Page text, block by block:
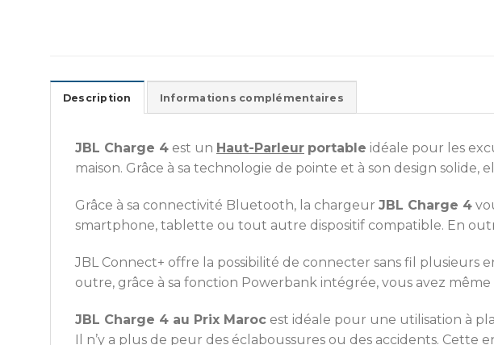
Description Informations complémentaires
JBL Charge 4 est un Haut-Parleur portable idéale pour les
maison. Grâce à sa technologie de pointe et à son design
Grâce à sa connectivité Bluetooth, la chargeur JBL Charge 4
smartphone, tablette ou tout autre dispositif compatible. En
JBL Connect+ offre la possibilité de connecter sans fil plusieurs
outre, grâce à sa fonction Powerbank intégrée, vous avez
JBL Charge 4 au Prix Maroc est idéale pour une utilisation à
Il n’y a plus de peur des éclaboussures ou des accidents.